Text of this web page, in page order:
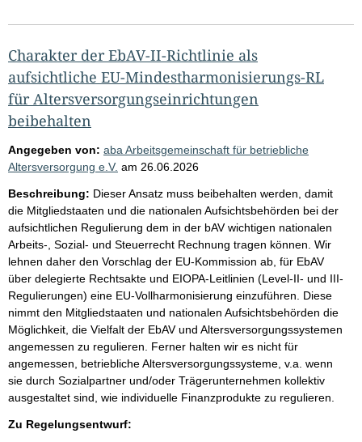
Charakter der EbAV-II-Richtlinie als
aufsichtliche EU-Mindestharmonisierungs-RL
für Altersversorgungseinrichtungen
beibehalten
Angegeben von: aba Arbeitsgemeinschaft für betriebliche
Altersversorgung e.V. am 26.06.2026
Beschreibung: Dieser Ansatz muss beibehalten werden, damit
die Mitgliedstaaten und die nationalen Aufsichtsbehörden bei der
aufsichtlichen Regulierung dem in der bAV wichtigen nationalen
Arbeits-, Sozial- und Steuerrecht Rechnung tragen können. Wir
lehnen daher den Vorschlag der EU-Kommission ab, für EbAV
über delegierte Rechtsakte und EIOPA-Leitlinien (Level-II- und III-
Regulierungen) eine EU-Vollharmonisierung einzuführen. Diese
nimmt den Mitgliedstaaten und nationalen Aufsichtsbehörden die
Möglichkeit, die Vielfalt der EbAV und Altersversorgungssystemen
angemessen zu regulieren. Ferner halten wir es nicht für
angemessen, betriebliche Altersversorgungssysteme, v.a. wenn
sie durch Sozialpartner und/oder Trägerunternehmen kollektiv
ausgestaltet sind, wie individuelle Finanzprodukte zu regulieren.
Zu Regelungsentwurf: